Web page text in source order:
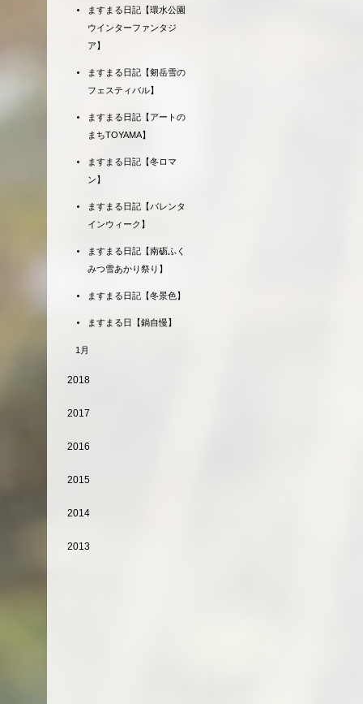
ますまる日記【環水公園
ウインターファンタジ
ア】
ますまる日記【剱岳雪の
フェスティバル】
ますまる日記【アートの
まちTOYAMA】
ますまる日記【冬ロマ
ン】
ますまる日記【バレンタ
インウィーク】
ますまる日記【南砺ふく
みつ雪あかり祭り】
ますまる日記【冬景色】
ますまる日【鍋自慢】
1月
2018
2017
2016
2015
2014
2013